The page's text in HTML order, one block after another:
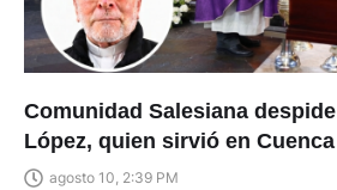
Comunidad Salesiana
López, quien sirvió en Cuenca
agosto 10, 2:39 PM